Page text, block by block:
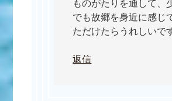
ものがたりを通して、
でも故郷を身近に感じ
ただけたらうれしいで
返信